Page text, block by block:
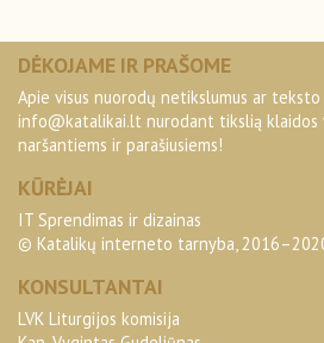
DĖKOJAME IR PRAŠOME
Apie visus nuorodų netikslumus ar
info@katalikai.lt nurodant tikslią klaidos
naršantiems ir parašiusiems!
KŪRĖJAI
IT Sprendimas ir dizainas
© Katalikų interneto tarnyba,
KONSULTANTAI
LVK Liturgijos komisija